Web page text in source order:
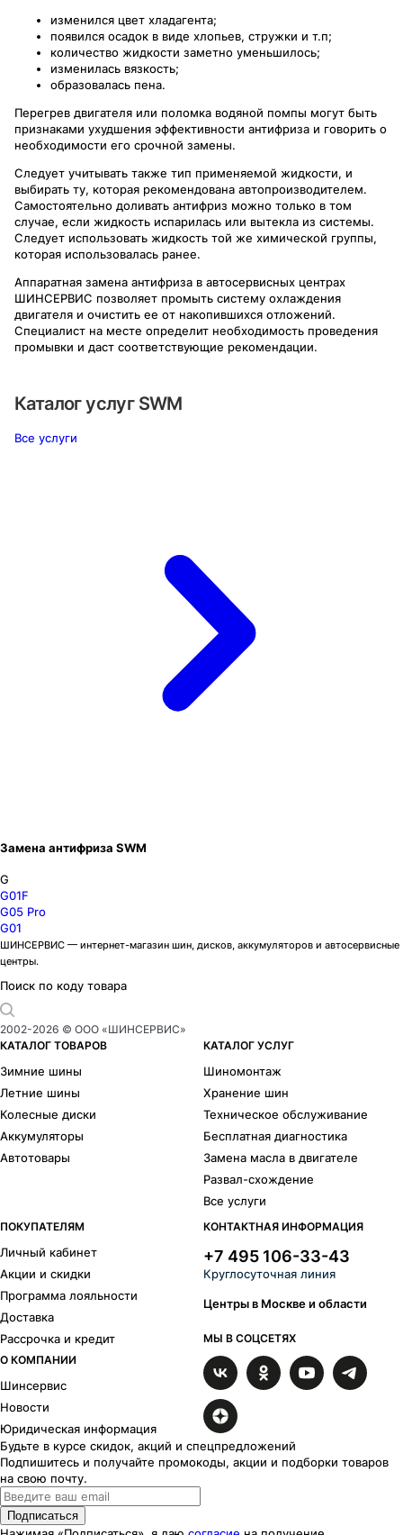
изменился цвет хладагента;
появился осадок в виде хлопьев, стружки и т.п;
количество жидкости заметно уменьшилось;
изменилась вязкость;
образовалась пена.
Перегрев двигателя или поломка водяной помпы могут быть
признаками ухудшения эффективности антифриза и говорить о
необходимости его срочной замены.
Следует учитывать также тип применяемой жидкости, и
выбирать ту, которая рекомендована автопроизводителем.
Самостоятельно доливать антифриз можно только в том
случае, если жидкость испарилась или вытекла из системы.
Следует использовать жидкость той же химической группы,
которая использовалась ранее.
Аппаратная замена антифриза в автосервисных центрах
ШИНСЕРВИС позволяет промыть систему охлаждения
двигателя и очистить ее от накопившихся отложений.
Специалист на месте определит необходимость проведения
промывки и даст соответствующие рекомендации.
Каталог услуг SWM
Все услуги
Замена антифриза SWM
G
G01F
G05 Pro
G01
ШИНСЕРВИС — интернет-магазин шин, дисков, аккумуляторов и автосервисные
центры.
Поиск по коду товара
2002-2026 © ООО «ШИНСЕРВИС»
КАТАЛОГ ТОВАРОВ
Зимние шины
Летние шины
Колесные диски
Аккумуляторы
Автотовары
КАТАЛОГ УСЛУГ
Шиномонтаж
Хранение шин
Техническое обслуживание
Бесплатная диагностика
Замена масла в двигателе
Развал-схождение
Все услуги
ПОКУПАТЕЛЯМ
Личный кабинет
Акции и скидки
Программа лояльности
Доставка
Рассрочка и кредит
О КОМПАНИИ
Шинсервис
Новости
Юридическая информация
КОНТАКТНАЯ ИНФОРМАЦИЯ
+7 495 106-33-43
Круглосуточная линия
Центры в Москве и области
МЫ В СОЦСЕТЯХ
Будьте в курсе скидок, акций и спецпредложений
Подпишитесь и получайте промокоды, акции и подборки товаров
на свою почту.
Подписаться